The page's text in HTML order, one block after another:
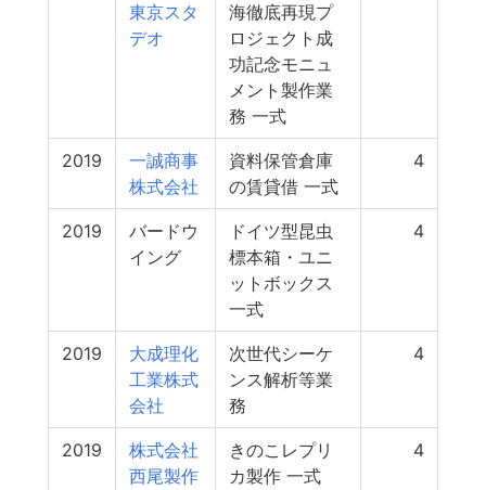
東京スタ
デオ
海徹底再現プ
ロジェクト成
功記念モニュ
メント製作業
務 一式
2019
一誠商事
株式会社
資料保管倉庫
の賃貸借 一式
4
2019
バードウ
イング
ドイツ型昆虫
標本箱・ユニ
ットボックス
一式
4
2019
大成理化
工業株式
会社
次世代シーケ
ンス解析等業
務
4
2019
株式会社
西尾製作
きのこレプリ
カ製作 一式
4